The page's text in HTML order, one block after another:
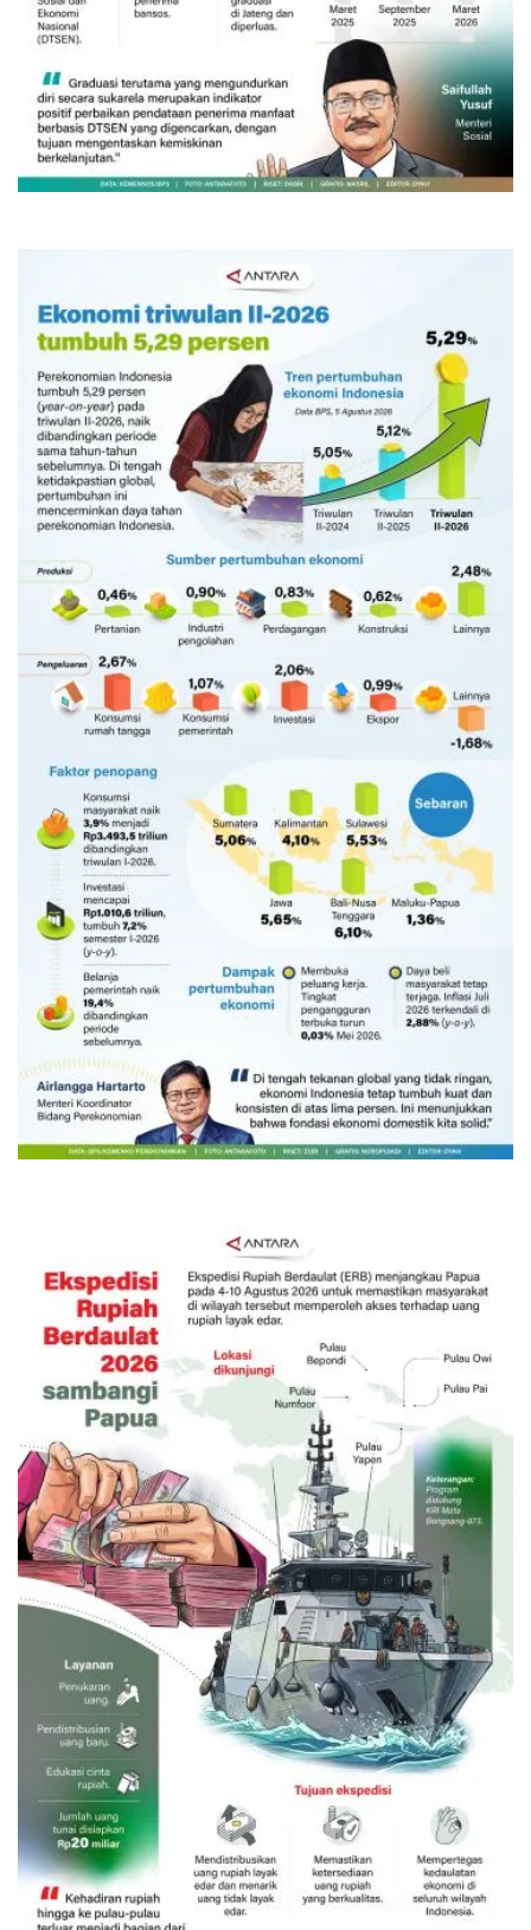
132 ribu keluarga graduasi dari
kemiskinan
Kemarin 06:45
Ekonomi triwulan II-2026 tumbuh
5,29 persen
6 Agustus 2026